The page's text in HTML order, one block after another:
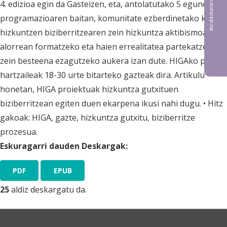
4. edizioa egin da Gasteizen, eta, antolatutako 5 eguneko
programazioaren baitan, komunitate ezberdinetako kideek
hizkuntzen biziberritzearen zein hizkuntza aktibismoaren
alorrean formatzeko eta haien errealitatea partekatzeko
zein besteena ezagutzeko aukera izan dute. HIGAko parte
hartzaileak 18-30 urte bitarteko gazteak dira. Artikulu
honetan, HIGA proiektuak hizkuntza gutxituen
biziberritzean egiten duen ekarpena ikusi nahi dugu. • Hitz
gakoak: HIGA, gazte, hizkuntza gutxitu, biziberritze
prozesua.
Eskuragarri dauden Deskargak:
PDF EPUB
25aldiz deskargatu da.